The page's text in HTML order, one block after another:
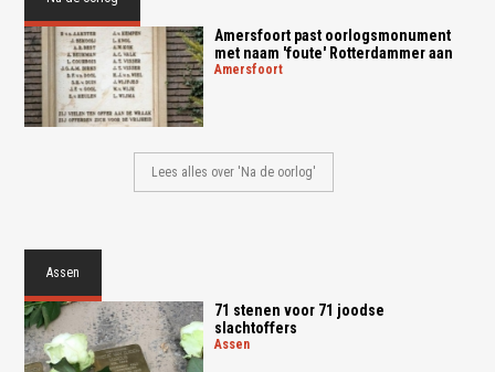
Amersfoort past oorlogsmonument
met naam 'foute' Rotterdammer aan
amersfoort
Lees alles over 'Na de oorlog'
Assen
71 stenen voor 71 joodse
slachtoffers
assen